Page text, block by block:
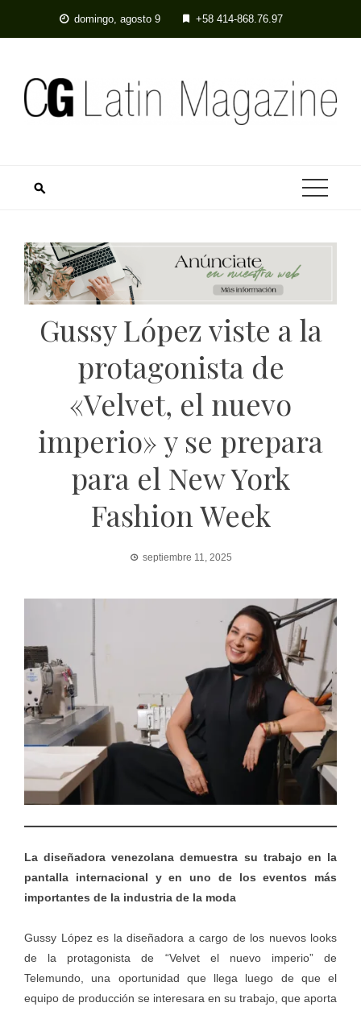
domingo, agosto 9 +58 414-868.76.97
Gussy López viste a la
protagonista de
«Velvet, el nuevo
imperio» y se prepara
para el New York
Fashion Week
septiembre 11, 2025
La diseñadora venezolana demuestra su trabajo en la
pantalla internacional y en uno de los eventos más
importantes de la industria de la moda
Gussy López es la diseñadora a cargo de los nuevos looks
de la protagonista de “Velvet el nuevo imperio” de
Telemundo, una oportunidad que llega luego de que el
equipo de producción se interesara en su trabajo, que aporta